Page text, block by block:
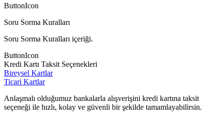
ButtonIcon
Soru Sorma Kuralları
Soru Sorma Kuralları içeriği.
ButtonIcon
Kredi Kartı Taksit Seçenekleri
Bireysel Kartlar
Ticari Kartlar
Anlaşmalı olduğumuz bankalarla alışverişini kredi kartına taksit
seçeneği ile hızlı, kolay ve güvenli bir şekilde tamamlayabilirsin.